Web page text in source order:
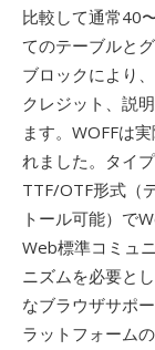
比較して通常40
てのテーブルと
ブロックにより
クレジット、説
ます。WOFFは
れました。タイ
TTF/OTF形式（
トール可能）で
Web標準コミュ
ニズムを必要と
なブラウザサポ
ラットフォーム